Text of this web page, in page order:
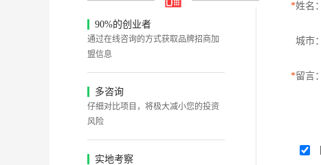
90%的创业者
通过在线咨询的方式获取品牌招商加
盟信息
多咨询
仔细对比项目，将极大减小您的投资
风险
实地考察
*姓名：
城市：
*留言：